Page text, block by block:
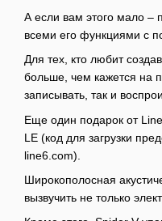
А если вам этого мало –
всеми его функциями с
Для тех, кто любит
больше, чем кажется на
записывать, так и
Еще один подарок от
LE (код для загрузки
line6.com).
Широкополосная
вызвучить не только